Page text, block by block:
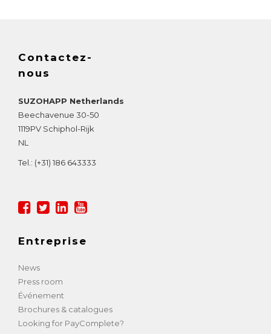
Contactez-
nous
SUZOHAPP Netherlands
Beechavenue 30-50
1119PV Schiphol-Rijk
NL
Tel.: (+31) 186 643333
Entreprise
News
Press room
Événement
Brochures & catalogues
Looking for PayComplete?